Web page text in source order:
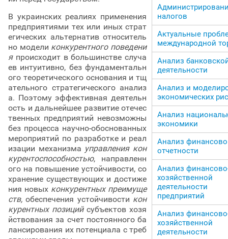
В украинских реалиях применения
предприятиями тех или иных страт
егических альтернатив относитель
но модели конкурентного поведени
япроисходит в большинстве случа
ев интуитивно, без фундаментальн
ого теоретического основания и тщ
ательного стратегического анализ
а. Поэтому эффективная деятельн
ость и дальнейшее развитие отечес
твенных предприятий невозможны
без процесса научно-обоснованных
мероприятий по разработке и реал
изации механизма управления кон
курентоспособностью, направленн
ого на повышение устойчивости, со
хранение существующих и достиже
ния новых конкурентных преимуще
ств, обеспечения устойчивости кон
курентных позицийсубъектов хозя
йствования за счет постоянного ба
лансирования их потенциала с треб
налогов
Актуальные
международной
Анализ
деятельности
Анализ и
экономических
Анализ
экономики
Анализ
отчетности
Анализ
хозяйственной
деятельности
предприятий
Анализ
хозяйственной
деятельности